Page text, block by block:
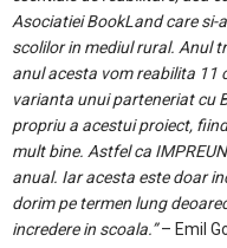
Asociatiei BookLand care
scolilor in mediul rural. Anul
anul acesta vom reabilita 11
varianta unui parteneriat cu
propriu a acestui proiect,
mult bine. Astfel ca
anual. Iar acesta este doar
dorim pe termen lung
incredere in scoala.”– Emil